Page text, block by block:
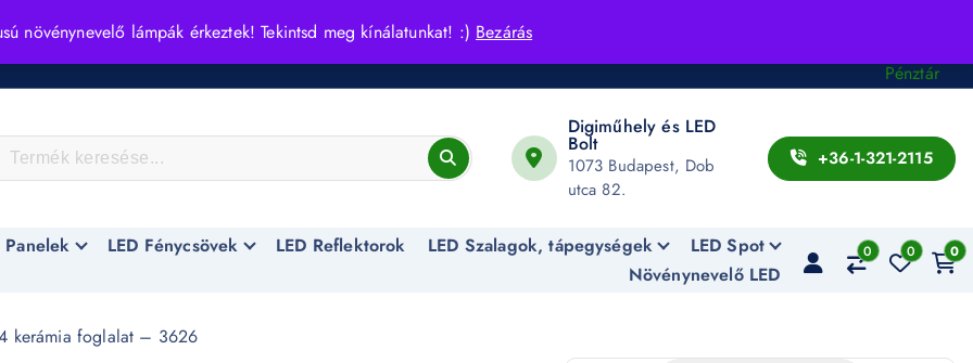
növénynevelő lámpák érkeztek! Tekintsd meg kínálatunkat! :) Bezárás
Pénztár
Digiműhely és LED
Bolt
1073 Budapest, Dob
utca 82.
+36-1-321-2115
Panelek LED Fénycsövek LED Reflektorok LED Szalagok, tápegységek
LED Spot
Növénynevelő LED
0 0 0
kerámia foglalat – 3626